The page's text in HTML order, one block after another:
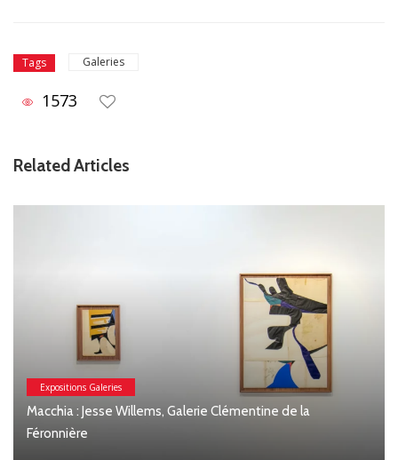
Tags Galeries
1573
Related Articles
Expositions Galeries
Macchia : Jesse Willems, Galerie Clémentine de la
Féronnière